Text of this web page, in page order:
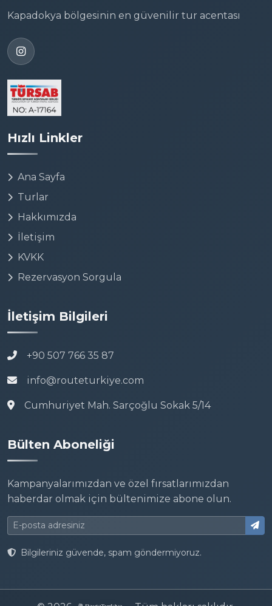
Kapadokya bölgesinin en güvenilir tur acentası
Hızlı Linkler
Ana Sayfa
Turlar
Hakkımızda
İletişim
KVKK
Rezervasyon Sorgula
İletişim Bilgileri
+90 507 766 35 87
info@routeturkiye.com
Cumhuriyet Mah. Sarçoğlu Sokak 5/14
Bülten Aboneliği
Kampanyalarımızdan ve özel fırsatlarımızdan
haberdar olmak için bültenimize abone olun.
Bilgileriniz güvende, spam göndermiyoruz.